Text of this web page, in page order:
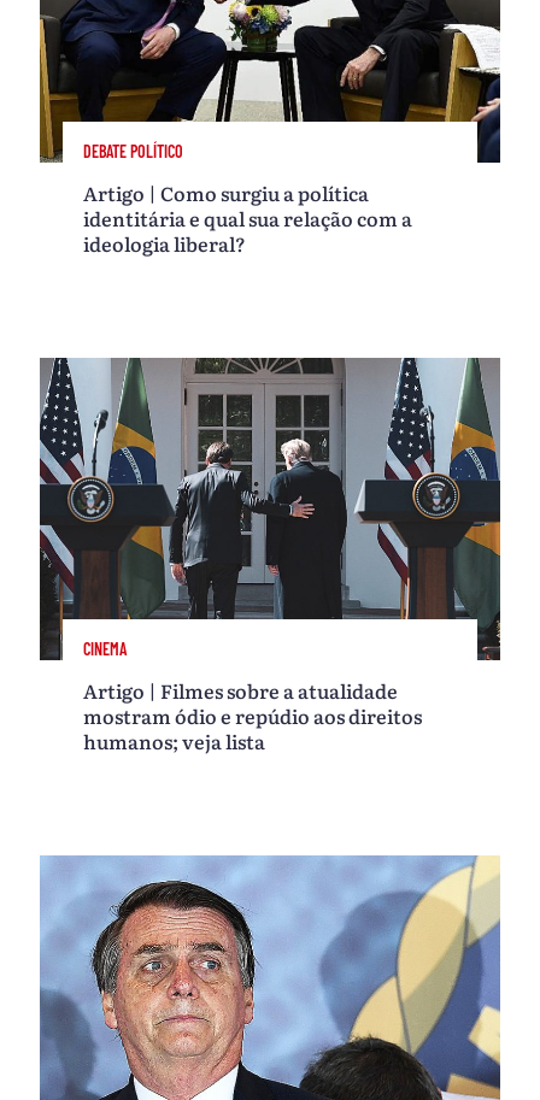
DEBATE POLÍTICO
Artigo | Como surgiu a política
identitária e qual sua relação com a
ideologia liberal?
CINEMA
Artigo | Filmes sobre a atualidade
mostram ódio e repúdio aos direitos
humanos; veja lista